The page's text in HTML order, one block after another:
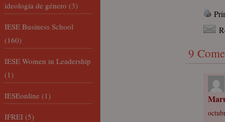
9
ideología de género (3)
IESE Business School
(160)
IESE Women in Leadership
(1)
IESEonline (1)
IFREI (5)